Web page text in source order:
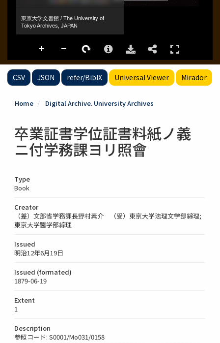
CSV JSON refer/BibIX Universal Viewer Mirador
Home Digital Archive. University Archives
卒業証書学位証書料紙ノ義
ニ付学務課ヨリ照會
Type
Book
Creator
（差）文部省学務課長野村素介 （受）東京大学法理文学部綜理;
東京大学醫学部綜理
Issued
明治12年6月19日
Issued (formated)
1879-06-19
Extent
1
Description
参照コード: S0001/Mo031/0158